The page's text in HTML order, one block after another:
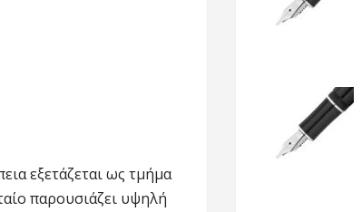
εξετάζεται ως τμήμα
παρουσιάζει υψηλή